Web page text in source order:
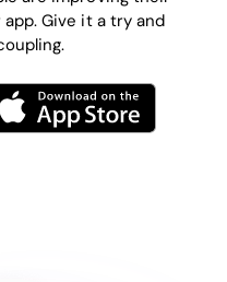
Give it a try and